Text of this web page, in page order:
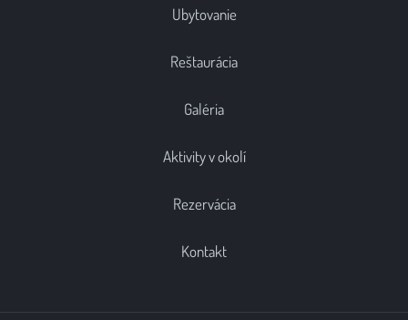
Ubytovanie
Reštaurácia
Galéria
Aktivity v okolí
Rezervácia
Kontakt